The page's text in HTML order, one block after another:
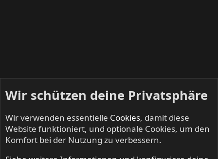
Wir schützen deine Privatsphäre
Wir verwenden essentielle Cookies, damit diese
Website funktioniert, und optionale Cookies, um den
Komfort bei der Nutzung zu verbessern.